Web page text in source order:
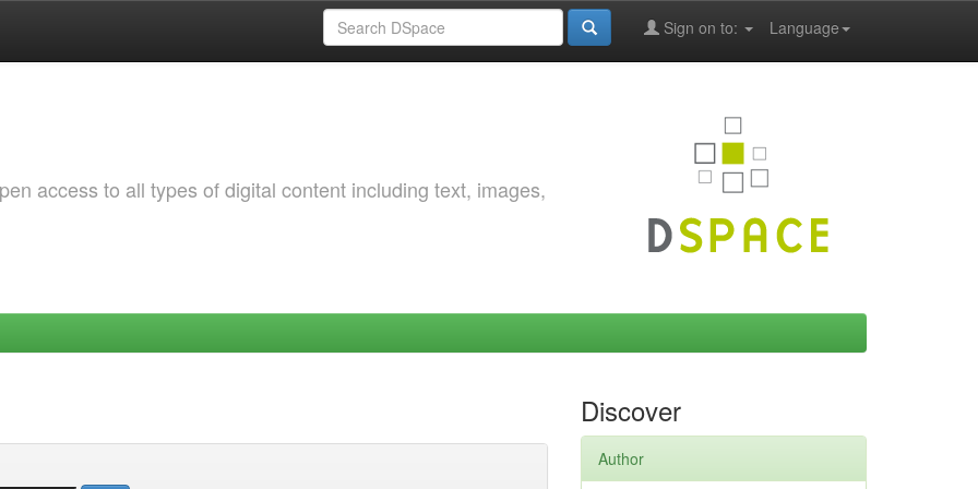
Language
Sign on to:
access to all types of digital content including text, images,
Discover
Author